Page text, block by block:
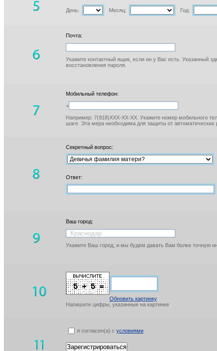
День: Месяц: Год:
Почта:
Укажите контактный ящик, если он у Вас есть. Указанный
восстановления пароля.
Мобильный телефон:
+
Например: 7(918)XXX-XX-XX. Укажите номер мобильного
шаге. Эта мера необходима для защиты от автоматических
Секретный вопрос:
Ответ:
Ваш город:
Укажите Ваш город, и мы будем давать Вам более точную
Обновить картинку
Напишите цифры, указанные на картинке
я согласен(а) с условиями
Зарегистрироваться